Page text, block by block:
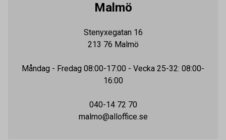
Malmö
Stenyxegatan 16
213 76 Malmö
Måndag - Fredag 08:00-17:00 - Vecka 25-32: 08:00-
16:00
040-14 72 70
malmo@alloffice.se